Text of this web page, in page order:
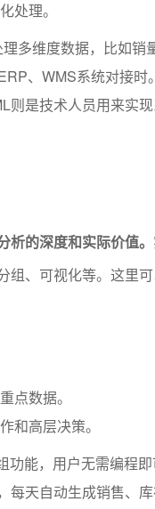
处理。
多维度数据，比如销
、WMS系统对接时
则是技术人员用来实
的深度和实际价值。
组、可视化等。这里
点数据。
和高层决策。
功能，用户无需编程
每天自动生成销售、